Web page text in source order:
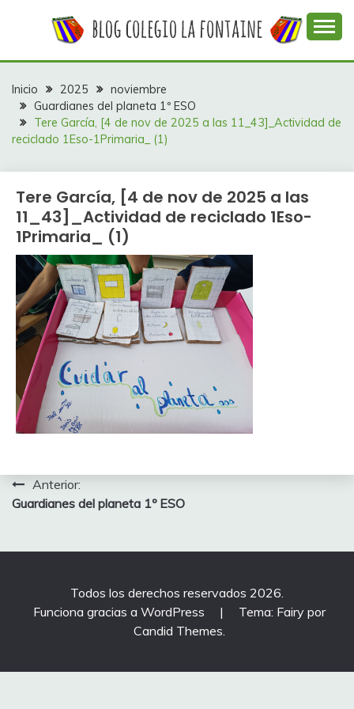
COLEGIO LA
FONTAINE
colegio La Fontaine
Inicio 2025
noviembre
Guardianes del planeta 1º ESO
Tere García, [4 de nov de 2025 a las 11_43]_Actividad de
reciclado 1Eso-1Primaria_ (1)
Tere García, [4 de nov de 2025 a las
11_43]_Actividad de reciclado 1Eso-
1Primaria_ (1)
Navegación
de
entradas
Anterior:
Guardianes del planeta 1º ESO
Todos los derechos reservados 2026.
Funciona gracias a WordPress
|
Tema: Fairy por
Candid Themes